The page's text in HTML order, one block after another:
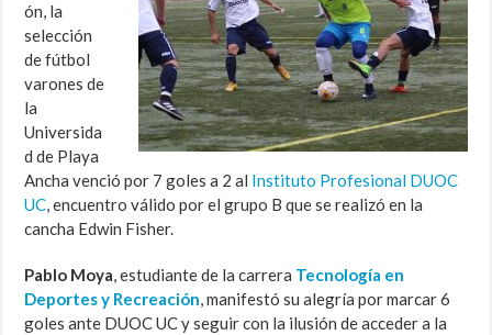
ón, la
selección
de fútbol
varones de
la
Universida
d de Playa
Ancha venció por 7 goles a 2 al Instituto Profesional DUOC
UC, encuentro válido por el grupo B que se realizó en la
cancha Edwin Fisher.
Pablo Moya, estudiante de la carrera Tecnología en
Deportes y Recreación, manifestó su alegría por marcar 6
goles ante DUOC UC y seguir con la ilusión de acceder a la